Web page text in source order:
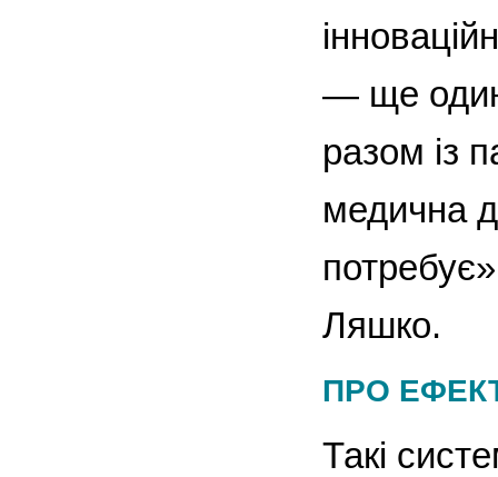
— ще
разом із
медична
Ляшко.
ПРО
Такі